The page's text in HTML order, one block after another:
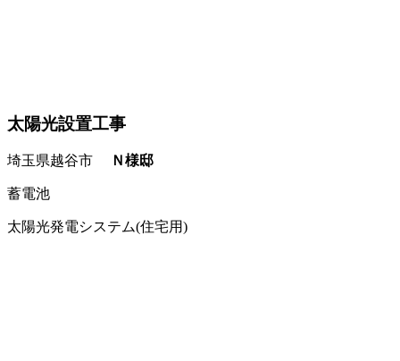
太陽光設置工事
埼玉県越谷市 Ｎ様邸
蓄電池
太陽光発電システム(住宅用)